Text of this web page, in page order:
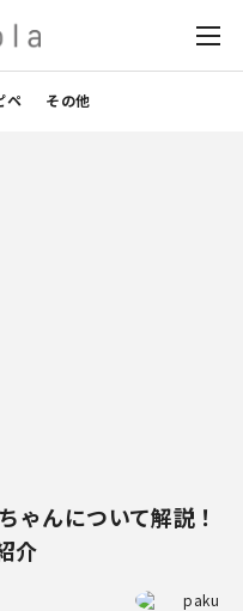
ペ その他
ゃんについて解説！
介
paku